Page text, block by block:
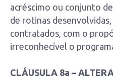
acréscimo ou conjunto
de rotinas
contratados, com o
irreconhecível o
CLÁUSULA 8a –